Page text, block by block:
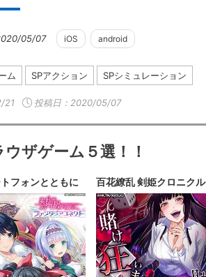
05/07 iOS android
ム SPアクション SPシミュレーション
21 投稿日：2020/05/07
ザゲーム５選！！
フォンとともに 百花繚乱 剣姫クロニクル